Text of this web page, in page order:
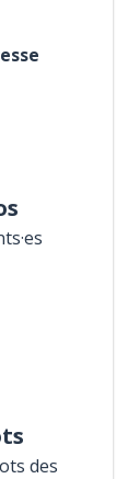
des